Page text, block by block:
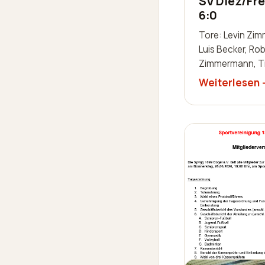
6:0
Tore: Levin
Luis Becker,
Zimmermann,
Justin Frank,
Andre
Schaab-Lor…
Weiterlesen